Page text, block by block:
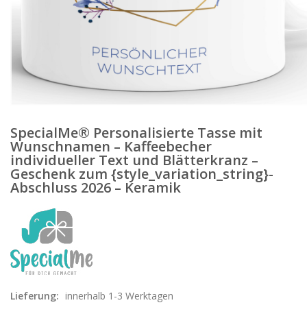
SpecialMe® Personalisierte Tasse mit
Wunschnamen – Kaffeebecher
individueller Text und Blätterkranz –
Geschenk zum {style_variation_string}-
Abschluss 2026 – Keramik
Lieferung: innerhalb 1-3 Werktagen